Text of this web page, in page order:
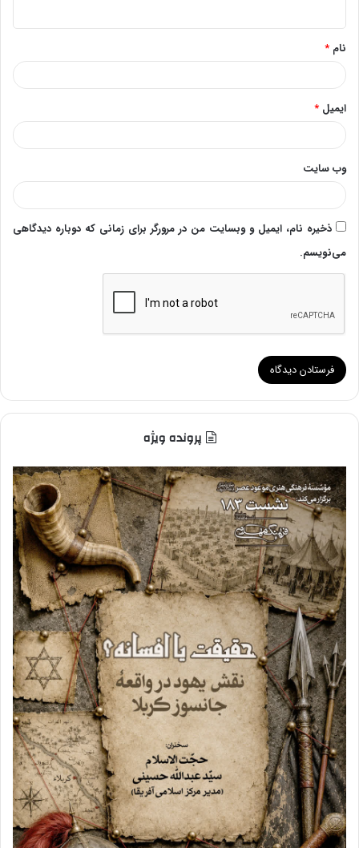
*
نام *
ایمیل *
وب‌ سایت
ذخیره نام، ایمیل و وبسایت من در مرورگر برای زمانی که دوباره دیدگاهی
می‌نویسم.
پرونده ویژه